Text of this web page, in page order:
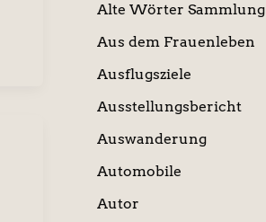
Alte Wörter Sammlung
Aus dem Frauenleben
Ausflugsziele
Ausstellungsbericht
Auswanderung
Automobile
Autor